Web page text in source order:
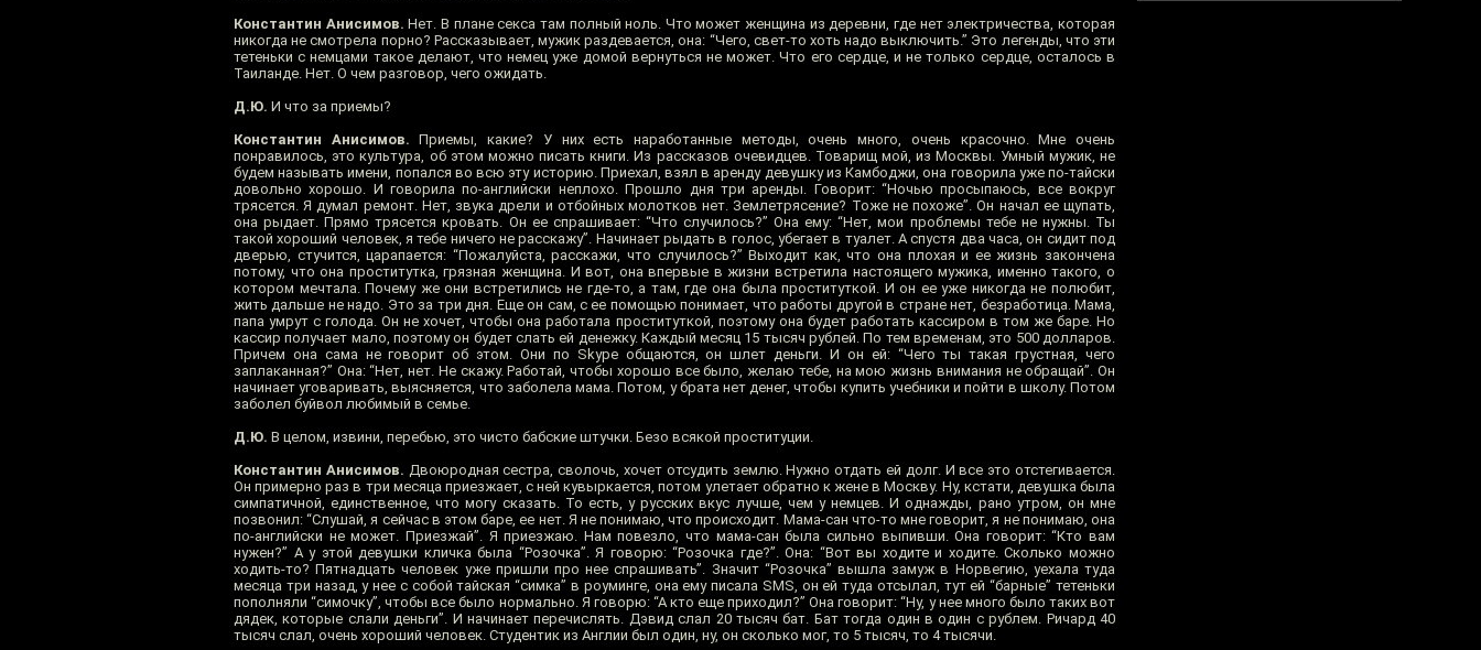
Константин Анисимов. Нет. В плане секса там полный ноль. Что может женщина из деревни, где нет электричества, которая
никогда не смотрела порно? Рассказывает, мужик раздевается, она: “Чего, свет-то хоть надо выключить.” Это легенды, что эти
тетеньки с немцами такое делают, что немец уже домой вернуться не может. Что его сердце, и не только сердце, осталось в
Таиланде. Нет. О чем разговор, чего ожидать.
Д.Ю. И что за приемы?
Константин Анисимов. Приемы, какие? У них есть наработанные методы, очень много, очень красочно. Мне очень
понравилось, это культура, об этом можно писать книги. Из рассказов очевидцев. Товарищ мой, из Москвы. Умный мужик, не
будем называть имени, попался во всю эту историю. Приехал, взял в аренду девушку из Камбоджи, она говорила уже по-тайски
довольно хорошо. И говорила по-английски неплохо. Прошло дня три аренды. Говорит: “Ночью просыпаюсь, все вокруг
трясется. Я думал ремонт. Нет, звука дрели и отбойных молотков нет. Землетрясение? Тоже не похоже”. Он начал ее щупать,
она рыдает. Прямо трясется кровать. Он ее спрашивает: “Что случилось?” Она ему: “Нет, мои проблемы тебе не нужны. Ты
такой хороший человек, я тебе ничего не расскажу”. Начинает рыдать в голос, убегает в туалет. А спустя два часа, он сидит под
дверью, стучится, царапается: “Пожалуйста, расскажи, что случилось?” Выходит как, что она плохая и ее жизнь закончена
потому, что она проститутка, грязная женщина. И вот, она впервые в жизни встретила настоящего мужика, именно такого, о
котором мечтала. Почему же они встретились не где-то, а там, где она была проституткой. И он ее уже никогда не полюбит,
жить дальше не надо. Это за три дня. Еще он сам, с ее помощью понимает, что работы другой в стране нет, безработица. Мама,
папа умрут с голода. Он не хочет, чтобы она работала проституткой, поэтому она будет работать кассиром в том же баре. Но
кассир получает мало, поэтому он будет слать ей денежку. Каждый месяц 15 тысяч рублей. По тем временам, это 500 долларов.
Причем она сама не говорит об этом. Они по Skype общаются, он шлет деньги. И он ей: “Чего ты такая грустная, чего
заплаканная?” Она: “Нет, нет. Не скажу. Работай, чтобы хорошо все было, желаю тебе, на мою жизнь внимания не обращай”. Он
начинает уговаривать, выясняется, что заболела мама. Потом, у брата нет денег, чтобы купить учебники и пойти в школу. Потом
заболел буйвол любимый в семье.
Д.Ю. В целом, извини, перебью, это чисто бабские штучки. Безо всякой проституции.
Константин Анисимов. Двоюродная сестра, сволочь, хочет отсудить землю. Нужно отдать ей долг. И все это отстегивается.
Он примерно раз в три месяца приезжает, с ней кувыркается, потом улетает обратно к жене в Москву. Ну, кстати, девушка была
симпатичной, единственное, что могу сказать. То есть, у русских вкус лучше, чем у немцев. И однажды, рано утром, он мне
позвонил: “Слушай, я сейчас в этом баре, ее нет. Я не понимаю, что происходит. Мама-сан что-то мне говорит, я не понимаю, она
по-английски не может. Приезжай”. Я приезжаю. Нам повезло, что мама-сан была сильно выпивши. Она говорит: “Кто вам
нужен?” А у этой девушки кличка была “Розочка”. Я говорю: “Розочка где?”. Она: “Вот вы ходите и ходите. Сколько можно
ходить-то? Пятнадцать человек уже пришли про нее спрашивать”. Значит “Розочка” вышла замуж в Норвегию, уехала туда
месяца три назад, у нее с собой тайская “симка” в роуминге, она ему писала SMS, он ей туда отсылал, тут ей “барные” тетеньки
пополняли “симочку”, чтобы все было нормально. Я говорю: “А кто еще приходил?” Она говорит: “Ну, у нее много было таких вот
дядек, которые слали деньги”. И начинает перечислять. Дэвид слал 20 тысяч бат. Бат тогда один в один с рублем. Ричард 40
тысяч слал, очень хороший человек. Студентик из Англии был один, ну, он сколько мог, то 5 тысяч, то 4 тысячи.